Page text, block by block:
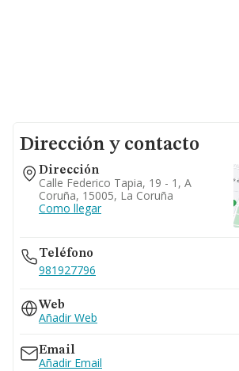
Dirección y contacto
Dirección
Calle Federico Tapia, 19 - 1, A
Coruña, 15005, La Coruña
Como llegar
Teléfono
981927796
Web
Añadir Web
Email
Añadir Email